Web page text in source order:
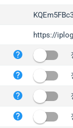
wl.gl
ed.tc
https://